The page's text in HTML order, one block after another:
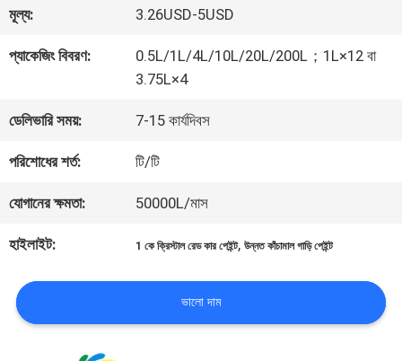
মান
নিয়ন্ত্রণ
আমাদের
সাথে
যোগাযোগ
করুন
খবর
মূল্য: 3.26USD-5USD
প্যাকেজিং বিবরণ:
0.5L/1L/4L/10L/20L/200L；1L×12 বা
3.75L×4
ডেলিভারি সময়: 7-15 কার্যদিবস
পরিশোধের শর্ত: টি/টি
যোগানের ক্ষমতা: 50000L/মাস
হাইলাইট: 1 কে ক্রিস্টাল রেড কার পেইন্ট,উন্নত কাঁচামাল গাড়ি পেইন্ট
ভালো দাম